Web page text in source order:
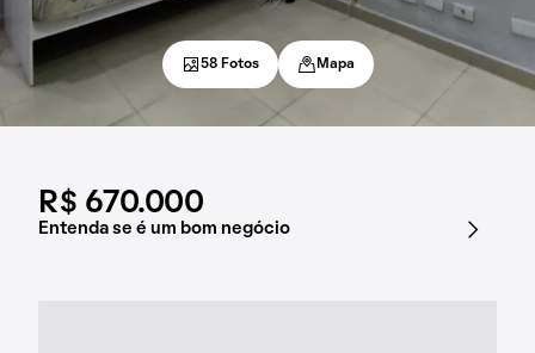
R$ 670.000
Entenda se é um bom negócio
58 Fotos Mapa